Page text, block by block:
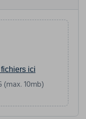
ici
(max. 10mb)